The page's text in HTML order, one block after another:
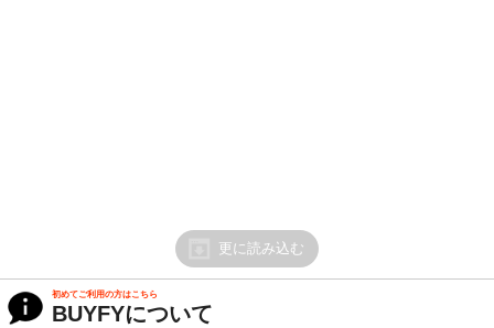
更に読み込む
初めてご利用の方はこちら
BUYFYについて